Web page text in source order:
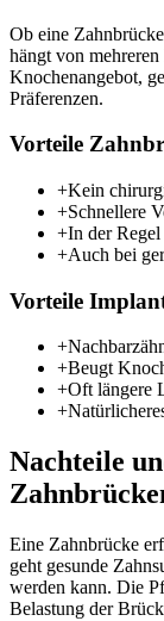
Ob eine
hängt von
Knochenangebot,
Präferenzen.
Vorteile
+Kein
+Schnellere
+In der
+Auch bei
Vorteile
+
+Beugt
+Oft längere
+
Nachteile
Eine Zahnbrücke
geht gesunde
werden kann. Die
Belastung der